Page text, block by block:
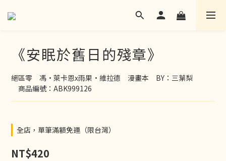
《安眠於舊日的殘章》
絕區零　馮·萊卡恩x雨果·維拉德　漫畫本　BY：三葉梨
商品編號：ABK999126
全店，單筆滿額免運（限台灣）
NT$420